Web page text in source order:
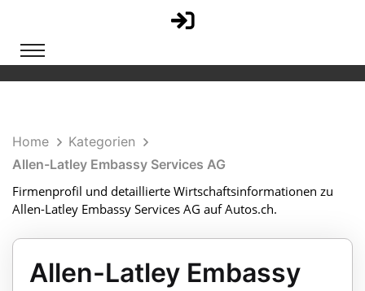
Home
Kategorien
Allen-Latley Embassy Services AG
Firmenprofil und detaillierte Wirtschaftsinformationen zu
Allen-Latley Embassy Services AG auf Autos.ch.
Allen-Latley Embassy